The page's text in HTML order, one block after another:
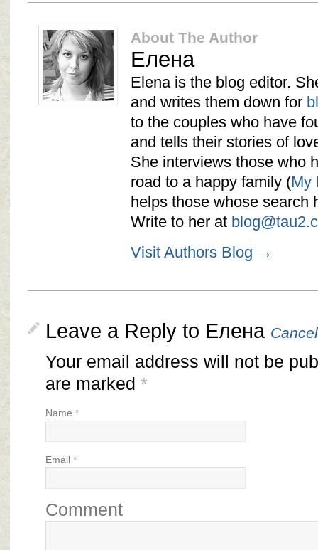
About The Author
Елена
Elena is the blog editor.
and writes them down for
to the couples who have
and tells their stories of
She interviews those who
road to a happy family (My
helps those whose search
Write to her at
Visit Authors Blog →
Leave a Reply to Елена
Your email address will not be
are marked *
Name *
Email *
Comment